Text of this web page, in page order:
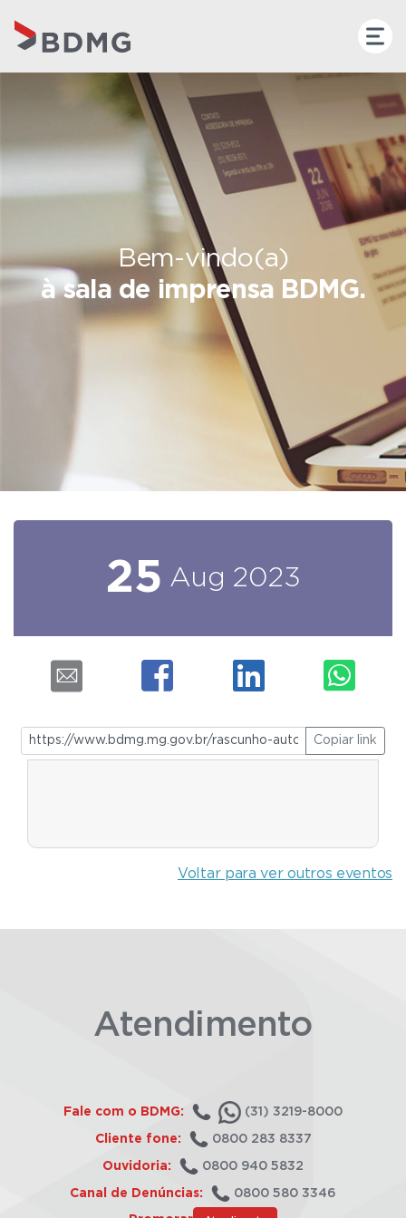
Bem-vindo(a)
à sala de imprensa BDMG.
25 Aug 2023
Copiar link
Voltar para ver outros eventos
Atendimento
Fale com o BDMG: (31) 3219-8000
Cliente fone: 0800 283 8337
Ouvidoria: 0800 940 5832
Canal de Denúncias: 0800 580 3346